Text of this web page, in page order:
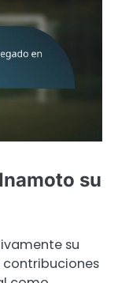
su
su
contribuciones